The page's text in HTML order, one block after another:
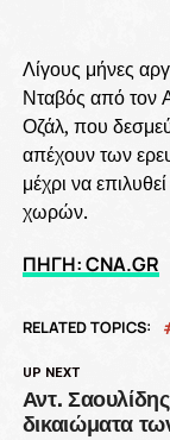
Λίγους μήνες
Νταβός από τον
Οζάλ, που
απέχουν των
μέχρι να
χωρών.
ΠΗΓΗ: CNA.GR
RELATED TOPICS:
UP NEXT
Αντ.
δικαιώματα